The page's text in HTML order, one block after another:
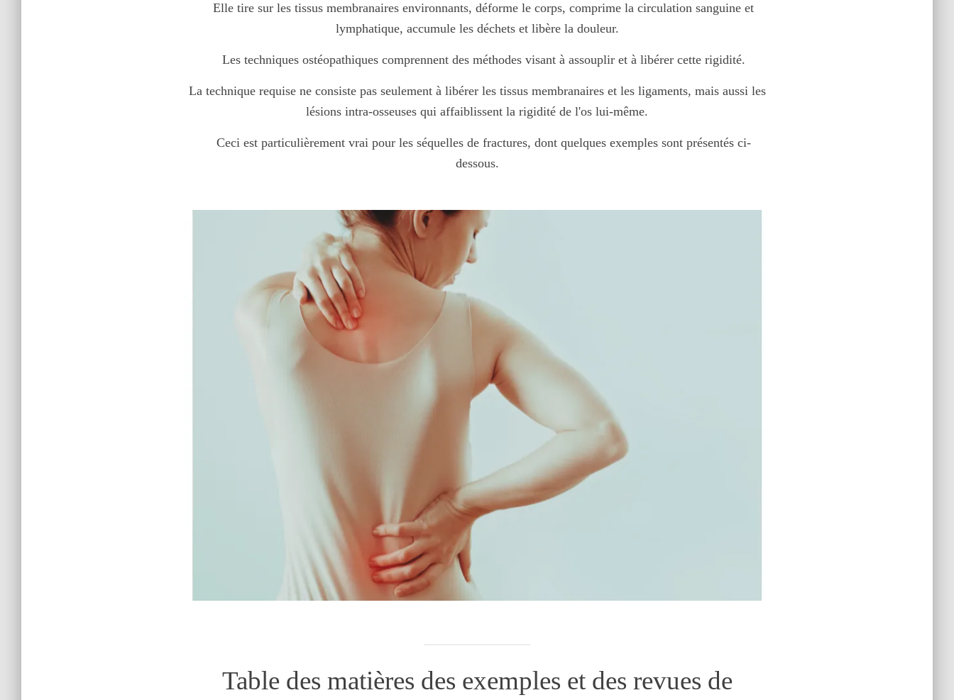
Elle tire sur les tissus membranaires environnants, déforme le corps, comprime la circulation sanguine et
lymphatique, accumule les déchets et libère la douleur.
Les techniques ostéopathiques comprennent des méthodes visant à assouplir et à libérer cette rigidité.
La technique requise ne consiste pas seulement à libérer les tissus membranaires et les ligaments, mais aussi les
lésions intra-osseuses qui affaiblissent la rigidité de l'os lui-même.
Ceci est particulièrement vrai pour les séquelles de fractures, dont quelques exemples sont présentés ci-
dessous.
Table des matières des exemples et des revues de